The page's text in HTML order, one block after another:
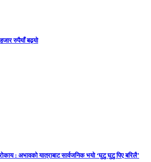
रुपैयाँ बढ्यो
: अभावको यात्राबाट सार्वजनिक भयो ‘घुटु घुटु पिए बरिलै’